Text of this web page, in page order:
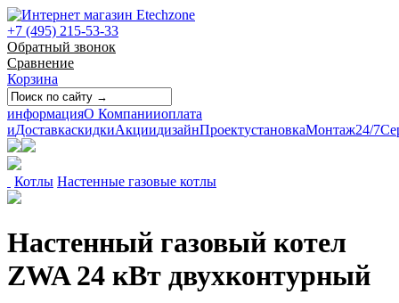
+7 (495) 215-53-33
Обратный звонок
Сравнение
Корзина
информацияО Компанииоплата
иДоставкаскидкиАкциидизайнПроектустановкаМонтаж24/7
Котлы Настенные газовые котлы
Настенный газовый котел
ZWA 24 кВт двухконтурный